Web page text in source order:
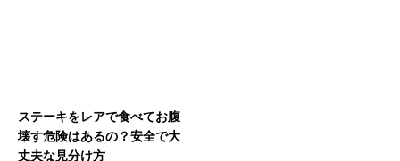
ステーキをレアで食べてお腹
壊す危険はあるの？安全で大
丈夫な見分け方